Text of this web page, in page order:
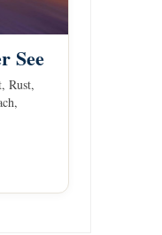
See
Rust,